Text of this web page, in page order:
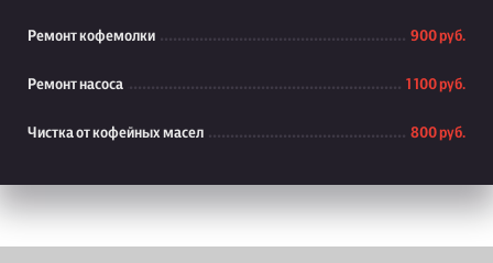
Ремонт кофемолки 900 руб.
Ремонт насоса 1 100 руб.
Чистка от кофейных масел 800 руб.